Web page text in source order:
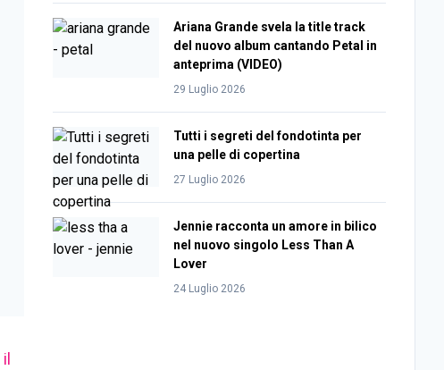
il
Ariana Grande svela la title track
del nuovo album cantando Petal in
anteprima (VIDEO)
29 Luglio 2026
Tutti i segreti del fondotinta per
una pelle di copertina
27 Luglio 2026
Jennie racconta un amore in bilico
nel nuovo singolo Less Than A
Lover
24 Luglio 2026